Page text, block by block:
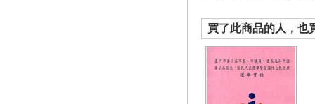
買了此商品的人，也